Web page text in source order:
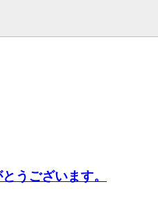
うございます。